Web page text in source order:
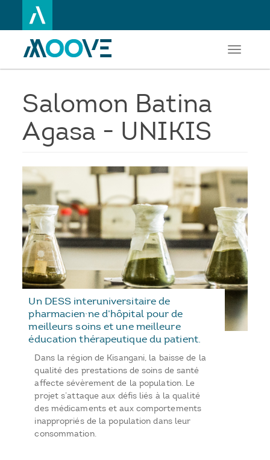
au
principal
Toggle
Salomon Batina
Agasa - UNIKIS
Un DESS interuniversitaire de
pharmacien·ne d’hôpital pour de
meilleurs soins et une meilleure
éducation thérapeutique du patient.
Dans la région de Kisangani, la baisse de la
qualité des prestations de soins de santé
affecte sévèrement de la population. Le
projet s’attaque aux défis liés à la qualité
des médicaments et aux comportements
inappropriés de la population dans leur
consommation.